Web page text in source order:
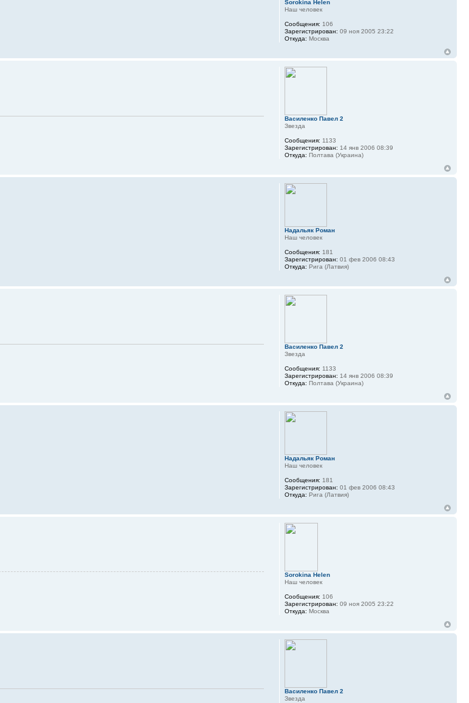
Sorokina Helen
Наш человек
Сообщения: 106
Зарегистрирован: 09 ноя 2005 23:22
Откуда: Москва
Василенко Павел 2
Звезда
Сообщения: 1133
Зарегистрирован: 14 янв 2006 08:39
Откуда: Полтава (Украина)
Надальяк Роман
Наш человек
Сообщения: 181
Зарегистрирован: 01 фев 2006 08:43
Откуда: Рига (Латвия)
Василенко Павел 2
Звезда
Сообщения: 1133
Зарегистрирован: 14 янв 2006 08:39
Откуда: Полтава (Украина)
Надальяк Роман
Наш человек
Сообщения: 181
Зарегистрирован: 01 фев 2006 08:43
Откуда: Рига (Латвия)
Sorokina Helen
Наш человек
Сообщения: 106
Зарегистрирован: 09 ноя 2005 23:22
Откуда: Москва
Василенко Павел 2
Звезда